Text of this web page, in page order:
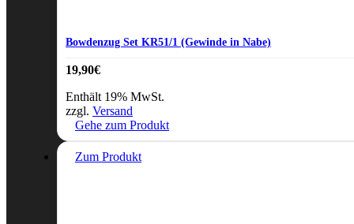
Bowdenzug Set KR51/1 (Gewinde in Nabe)
19,90€
Enthält 19% MwSt.
zzgl. Versand
Gehe zum Produkt
Zum Produkt